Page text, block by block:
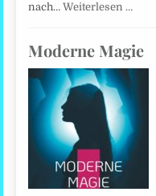
nach…Weiterlesen …
Moderne Magie